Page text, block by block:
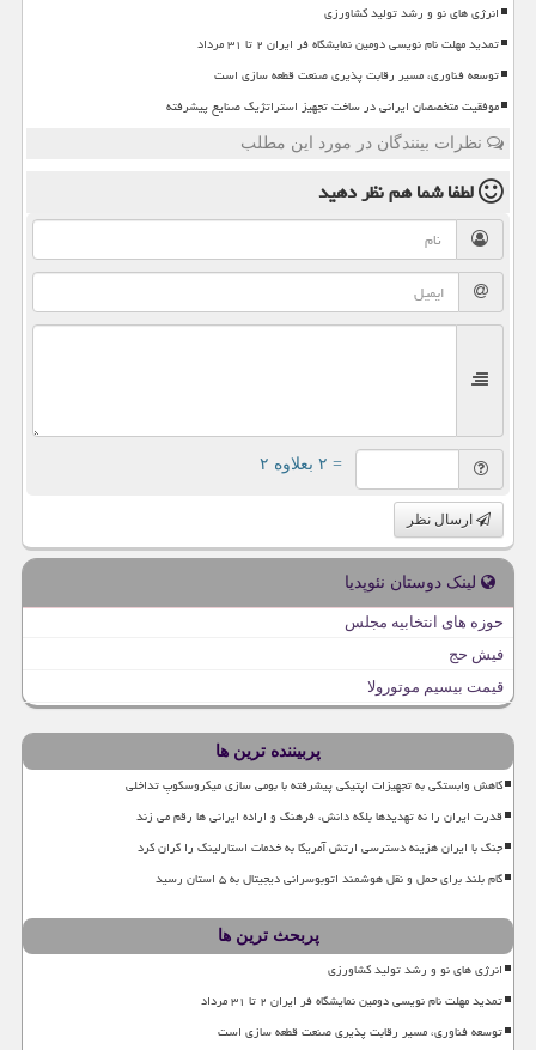
انرژی های نو و رشد تولید کشاورزی
تمدید مهلت نام نویسی دومین نمایشگاه فر ایران ۲ تا ۳۱ مرداد
توسعه فناوری، مسیر رقابت پذیری صنعت قطعه سازی است
موفقیت متخصصان ایرانی در ساخت تجهیز استراتژیک صنایع پیشرفته
نظرات بینندگان در مورد این مطلب
لطفا شما همنظر دهید
= ۲ بعلاوه ۲
ارسال نظر
لینک دوستان نئوپدیا
حوزه های انتخابیه مجلس
فیش حج
قیمت بیسیم موتورولا
پربیننده ترین ها
کاهش وابستگی به تجهیزات اپتیکی پیشرفته با بومی سازی میکروسکوپ تداخلی
قدرت ایران را نه تهدیدها بلکه دانش، فرهنگ و اراده ایرانی ها رقم می زند
جنگ با ایران هزینه دسترسی ارتش آمریکا به خدمات استارلینک را گران کرد
گام بلند برای حمل و نقل هوشمند اتوبوسرانی دیجیتال به ۵ استان رسید
پربحث ترین ها
انرژی های نو و رشد تولید کشاورزی
تمدید مهلت نام نویسی دومین نمایشگاه فر ایران ۲ تا ۳۱ مرداد
توسعه فناوری، مسیر رقابت پذیری صنعت قطعه سازی است